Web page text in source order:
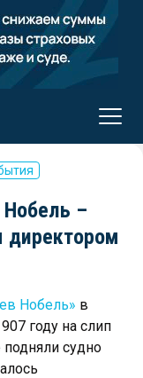
–
Нобель» в
году на слип
судно